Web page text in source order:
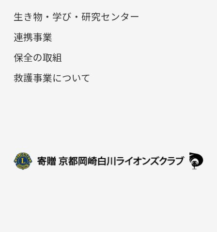
生き物・学び・研究センター
連携事業
保全の取組
救護事業について